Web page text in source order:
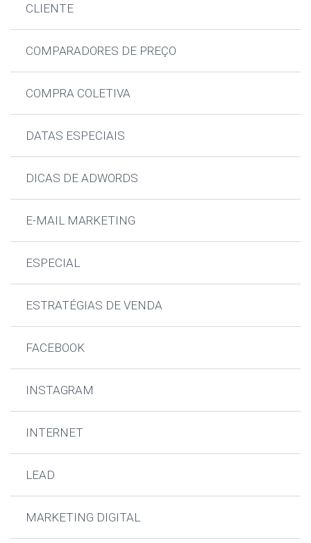
CLIENTE
COMPARADORES DE PREÇO
COMPRA COLETIVA
DATAS ESPECIAIS
DICAS DE ADWORDS
E-MAIL MARKETING
ESPECIAL
ESTRATÉGIAS DE VENDA
FACEBOOK
INSTAGRAM
INTERNET
LEAD
MARKETING DIGITAL